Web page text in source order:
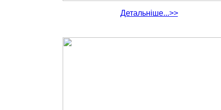
Детальніше...>>